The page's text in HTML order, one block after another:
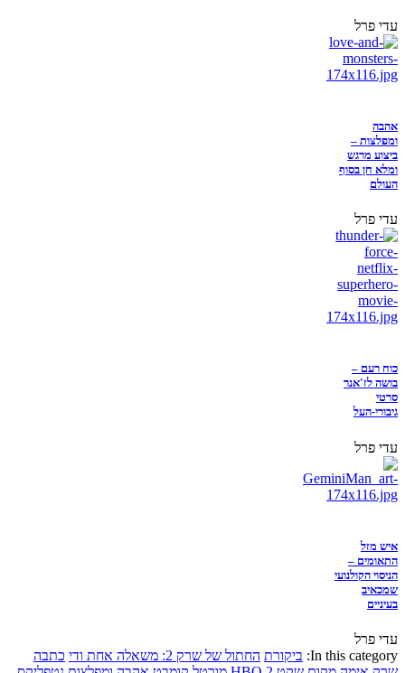
עדי פרל
אהבה
ומפלצות –
ביצוע מרגש
ומלא חן בסוף
העולם
עדי פרל
כוח רעם –
בושה לז'אנר
סרטי
גיבורי-העל
עדי פרל
איש מזל
התאומים –
הניסוי הקולנועי
שמכאיב
בעיניים
עדי פרל
In this category: ביקורת החתול של שרק 2: משאלה אחת ודי
כתבה